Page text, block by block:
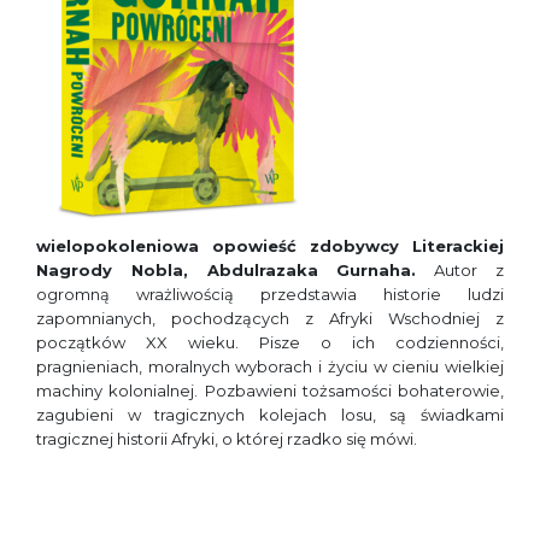
wielopokoleniowa opowieść zdobywcy Literackiej
Nagrody Nobla, Abdulrazaka Gurnaha. Autor z
ogromną wrażliwością przedstawia historie ludzi
zapomnianych, pochodzących z Afryki Wschodniej z
początków XX wieku. Pisze o ich codzienności,
pragnieniach, moralnych wyborach i życiu w cieniu wielkiej
machiny kolonialnej. Pozbawieni tożsamości bohaterowie,
zagubieni w tragicznych kolejach losu, są świadkami
tragicznej historii Afryki, o której rzadko się mówi.